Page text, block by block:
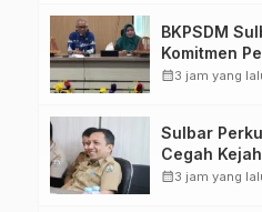
BKPSDM
Komitmen
Kompetensi
calendar_month3 jam yang
Sulbar
Cegah
calendar_month3 jam yang